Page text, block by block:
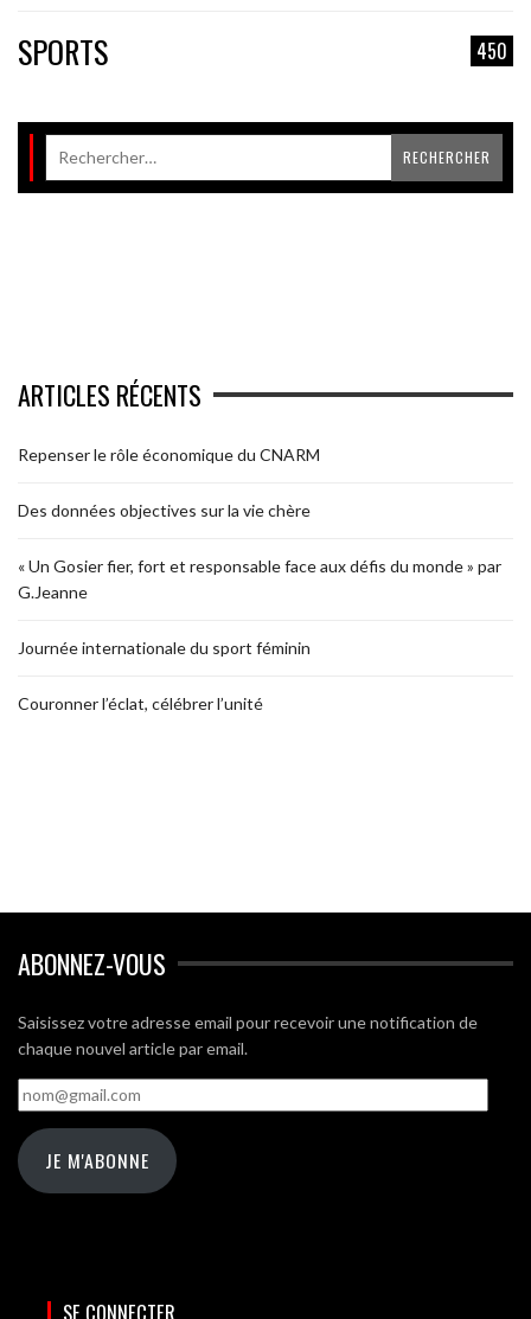
SPORTS 450
ARTICLES RÉCENTS
Repenser le rôle économique du CNARM
Des données objectives sur la vie chère
« Un Gosier fier, fort et responsable face aux défis du monde » par
G.Jeanne
Journée internationale du sport féminin
Couronner l’éclat, célébrer l’unité
ABONNEZ-VOUS
Saisissez votre adresse email pour recevoir une notification de
chaque nouvel article par email.
nom@gmail.com
JE M'ABONNE
SE CONNECTER